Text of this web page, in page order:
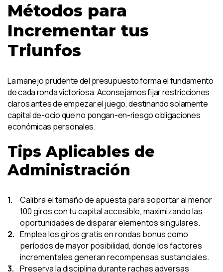
Métodos para
Incrementar tus
Triunfos
La manejo prudente del presupuesto forma el fundamento
de cada ronda victoriosa. Aconsejamos fijar restricciones
claros antes de empezar el juego, destinando solamente
capital de-ocio que no pongan-en-riesgo obligaciones
económicas personales.
Tips Aplicables de
Administración
Calibra el tamaño de apuesta para soportar al menor
100 giros con tu capital accesible, maximizando las
oportunidades de disparar elementos singulares.
Emplea los giros gratis en rondas bonus como
períodos de mayor posibilidad, donde los factores
incrementales generan recompensas sustanciales.
Preserva la disciplina durante rachas adversas